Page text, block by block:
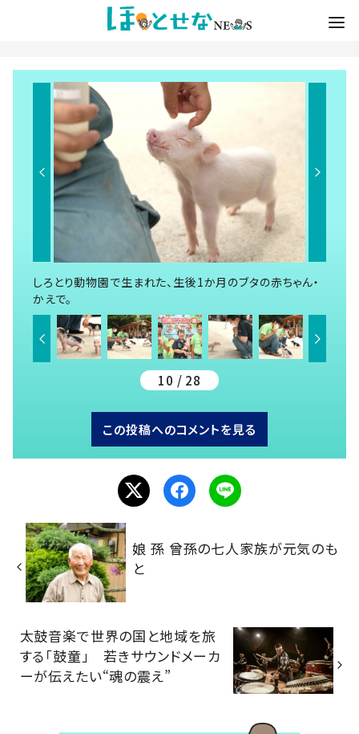
しろとり動物園で生まれた、生後1か月のブタの赤ちゃん・
かえで。
10 / 28
この投稿へのコメントを見る
娘 孫 曾孫の七人家族が元気のも
と
太鼓音楽で世界の国と地域を旅
する「鼓童」 若きサウンドメーカ
ーが伝えたい“魂の震え”